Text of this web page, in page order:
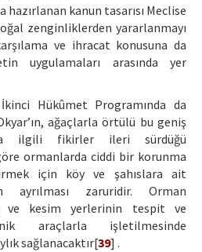
kanun tasarısı Meclise
zenginliklerden yararlanmayı
ve ihracat konusuna da
uygulamaları arasında yer
Hükûmet Programında da
ağaçlarla örtülü bu geniş
ilgili fikirler ileri sürdüğü
ormanlarda ciddi bir korunma
için köy ve şahıslara ait
ayrılması zaruridir. Orman
ve kesim yerlerinin tespit ve
araçlarla işletilmesinde
sağlanacaktır[39] .